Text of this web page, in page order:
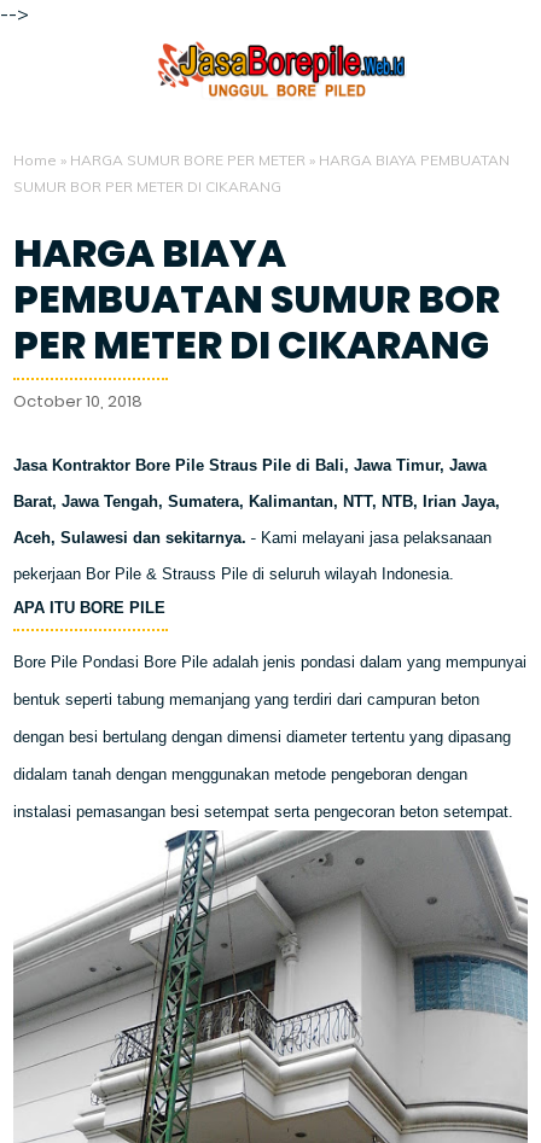
-->
Home » HARGA SUMUR BORE PER METER » HARGA BIAYA PEMBUATAN
SUMUR BOR PER METER DI CIKARANG
HARGA BIAYA
PEMBUATAN SUMUR BOR
PER METER DI CIKARANG
October 10, 2018
Jasa Kontraktor Bore Pile Straus Pile di Bali, Jawa Timur, Jawa
Barat, Jawa Tengah, Sumatera, Kalimantan, NTT, NTB, Irian Jaya,
Aceh, Sulawesi dan sekitarnya. - Kami melayani jasa pelaksanaan
pekerjaan Bor Pile & Strauss Pile di seluruh wilayah Indonesia.
APA ITU BORE PILE
Bore Pile Pondasi Bore Pile adalah jenis pondasi dalam yang mempunyai
bentuk seperti tabung memanjang yang terdiri dari campuran beton
dengan besi bertulang dengan dimensi diameter tertentu yang dipasang
didalam tanah dengan menggunakan metode pengeboran dengan
instalasi pemasangan besi setempat serta pengecoran beton setempat.